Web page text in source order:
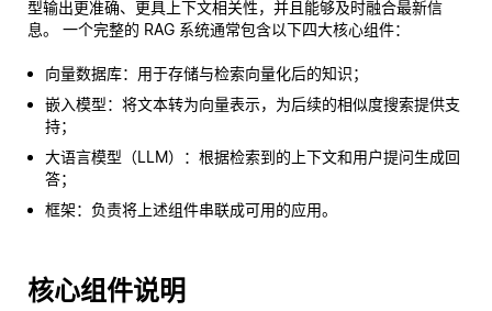
型输出更准确、更具上下文相关性，并且能够及时融合最新信
息。 一个完整的 RAG 系统通常包含以下四大核心组件：
向量数据库：用于存储与检索向量化后的知识；
嵌入模型：将文本转为向量表示，为后续的相似度搜索提供支
持；
大语言模型（LLM）：根据检索到的上下文和用户提问生成回
答；
框架：负责将上述组件串联成可用的应用。
核心组件说明